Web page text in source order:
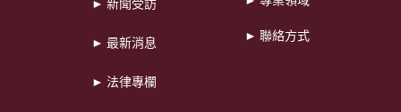
► 最新消息
► 法律專欄
► 聯絡方式